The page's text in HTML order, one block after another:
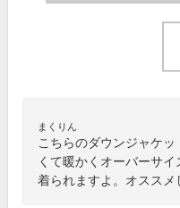
まくりん
こちらのダウンジャケ
くて暖かくオーバーサ
着られますよ。オススメ